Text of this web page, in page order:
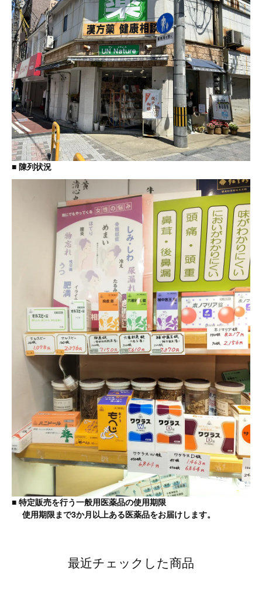
■ 陳列状況
■ 特定販売を行う一般用医薬品の使用期限
使用期限まで3か月以上ある医薬品をお届けします。
最近チェックした商品